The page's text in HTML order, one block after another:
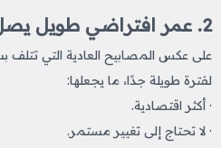
2. عمر افتراضي طويل يصل إلى 50,000 ساعة
على عكس المصابيح العادية التي تتلف
لفترة طويلة جدًا، ما يجعلها:
· أكثر اقتصادية.
· لا تحتاج إلى تغيير مستمر.